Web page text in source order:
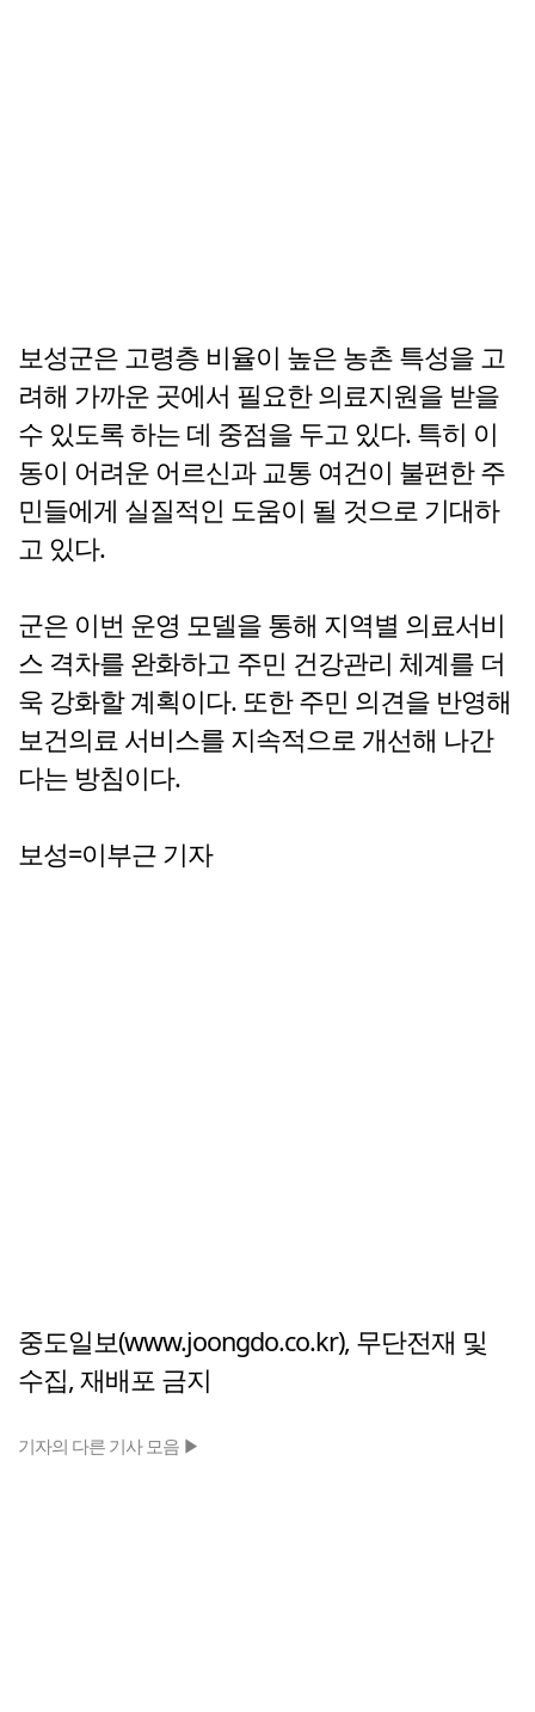
보성군은 고령층 비율이 높은 농촌 특성을 고
려해 가까운 곳에서 필요한 의료지원을 받을
수 있도록 하는 데 중점을 두고 있다. 특히 이
동이 어려운 어르신과 교통 여건이 불편한 주
민들에게 실질적인 도움이 될 것으로 기대하
고 있다.
군은 이번 운영 모델을 통해 지역별 의료서비
스 격차를 완화하고 주민 건강관리 체계를 더
욱 강화할 계획이다. 또한 주민 의견을 반영해
보건의료 서비스를 지속적으로 개선해 나간
다는 방침이다.
보성=이부근 기자
중도일보(www.joongdo.co.kr), 무단전재 및
수집, 재배포 금지
기자의 다른 기사 모음 ▶